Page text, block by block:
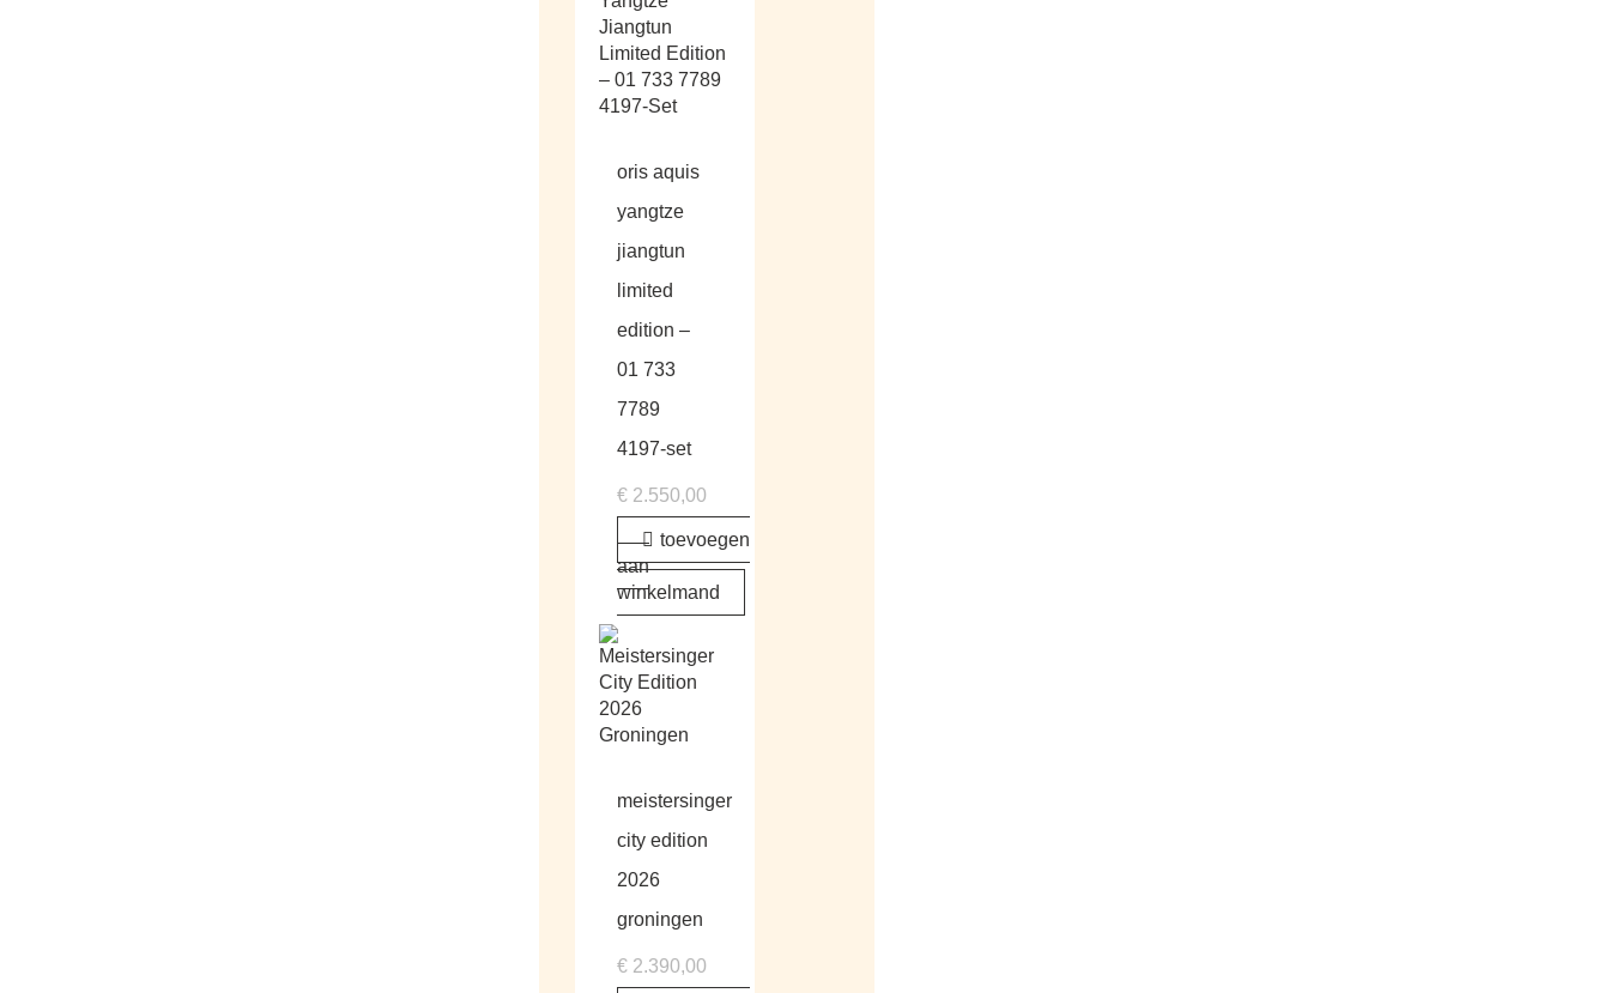
oris aquis
yangtze
jiangtun
limited
edition –
01 733
7789
4197-set
€ 2.550,00
toevoegen
aan
winkelmand
meistersinger
city edition
2026
groningen
€ 2.390,00